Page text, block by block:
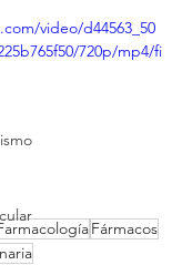
video/d44563_50
720p/mp4/fi
Fármacos